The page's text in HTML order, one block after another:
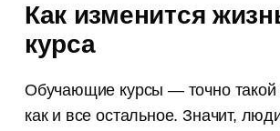
Как изменится
курса
Обучающие курсы — точно такой
как и все остальное. Значит,